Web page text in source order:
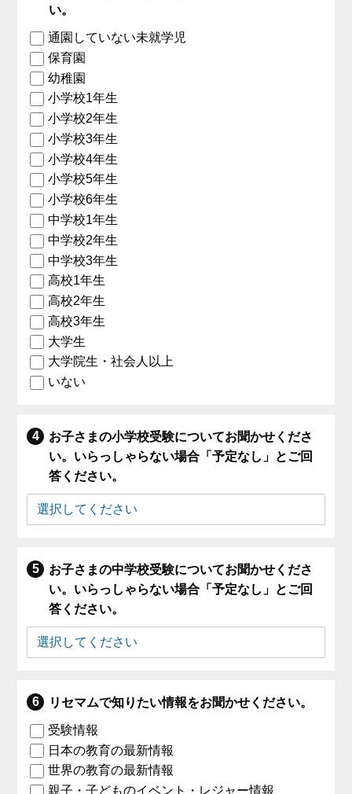
い。
通園していない未就学児
保育園
幼稚園
小学校1年生
小学校2年生
小学校3年生
小学校4年生
小学校5年生
小学校6年生
中学校1年生
中学校2年生
中学校3年生
高校1年生
高校2年生
高校3年生
大学生
大学院生・社会人以上
いない
お子さまの小学校受験についてお聞かせくださ
い。いらっしゃらない場合「予定なし」とご回
答ください。
お子さまの中学校受験についてお聞かせくださ
い。いらっしゃらない場合「予定なし」とご回
答ください。
リセマムで知りたい情報をお聞かせください。
受験情報
日本の教育の最新情報
世界の教育の最新情報
親子・子どものイベント・レジャー情報